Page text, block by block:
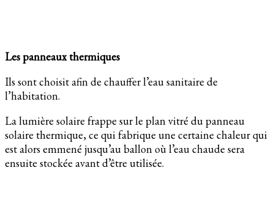
Les panneaux thermiques
Ils sont choisit afin de chauffer l’eau sanitaire de
l’habitation.
La lumière solaire frappe sur le plan vitré du panneau
solaire thermique, ce qui fabrique une certaine chaleur qui
est alors emmené jusqu’au ballon où l’eau chaude sera
ensuite stockée avant d’être utilisée.